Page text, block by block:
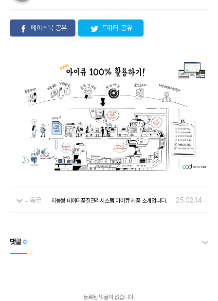
페이스북 공유 트위터 공유
다음글 지능형 데이터품질관리시스템 아이큐 제품 소개입니다. 25.02.14
댓글 0
등록된 댓글이 없습니다.